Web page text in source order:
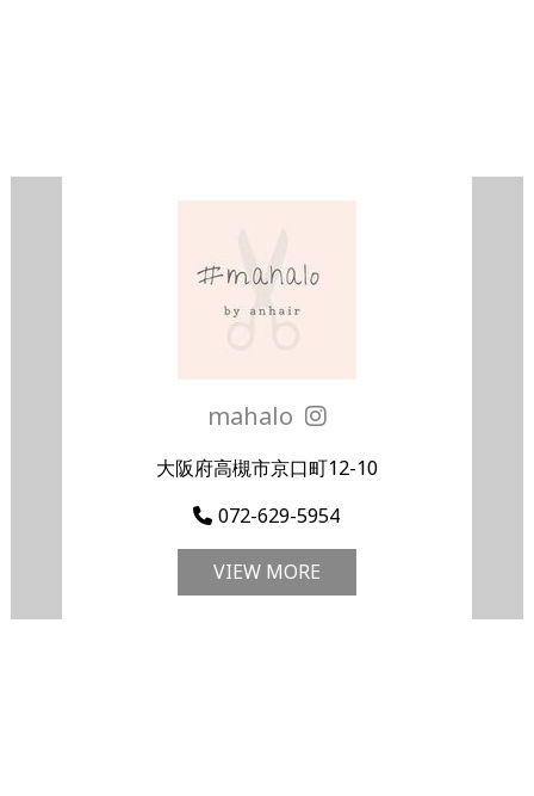
mahalo
大阪府高槻市京口町12-10
072-629-5954
VIEW MORE